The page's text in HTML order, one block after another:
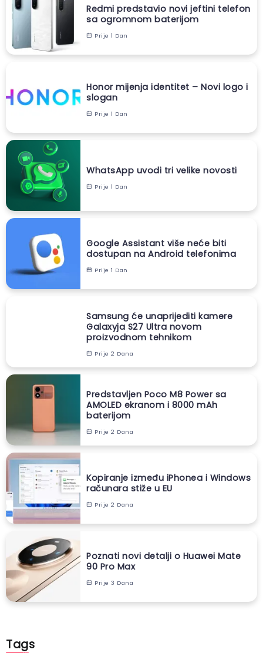
Redmi predstavio novi jeftini telefon
sa ogromnom baterijom
Prije 1 Dan
Honor mijenja identitet – Novi logo i
slogan
Prije 1 Dan
WhatsApp uvodi tri velike novosti
Prije 1 Dan
Google Assistant više neće biti
dostupan na Android telefonima
Prije 1 Dan
Samsung će unaprijediti kamere
Galaxyja S27 Ultra novom
proizvodnom tehnikom
Prije 2 Dana
Predstavljen Poco M8 Power sa
AMOLED ekranom i 8000 mAh
baterijom
Prije 2 Dana
Kopiranje između iPhonea i Windows
računara stiže u EU
Prije 2 Dana
Poznati novi detalji o Huawei Mate
90 Pro Max
Prije 3 Dana
Tags